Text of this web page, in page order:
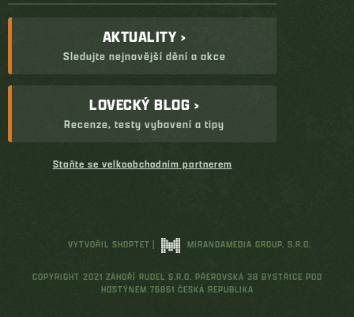
AKTUALITY ›
Sledujte nejnovější dění a akce
LOVECKÝ BLOG ›
Recenze, testy vybavení a tipy
Staňte se velkoobchodním partnerem
VYTVOŘIL SHOPTET | MIRANDAMEDIA GROUP, S.R.O.
COPYRIGHT 2021 ZÁHOŘÍ RUDEL S.R.O. PŘEROVSKÁ 38 BYSTŘICE POD
HOSTÝNEM 76861 ČESKÁ REPUBLIKA